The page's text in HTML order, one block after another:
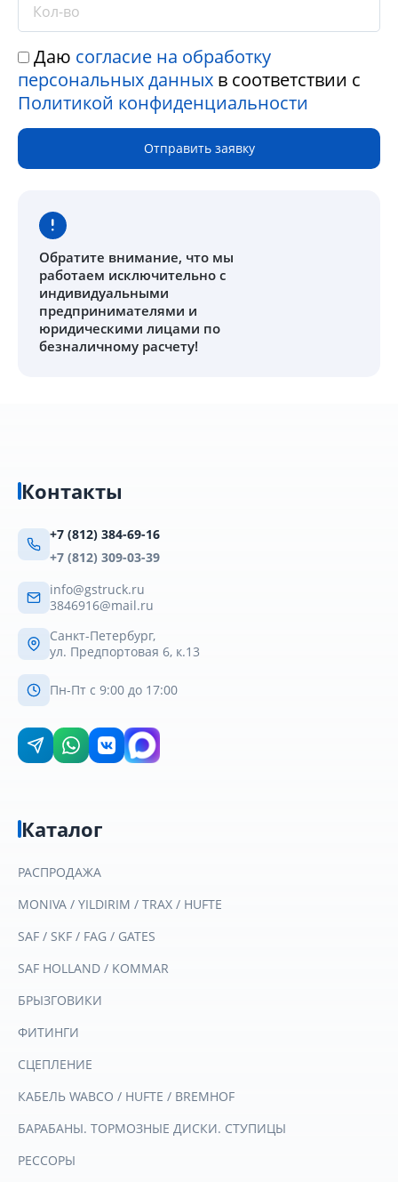
Даю согласие на обработку
персональных данных в соответствии с
Политикой конфиденциальности
Отправить заявку
Обратите внимание, что мы
работаем исключительно с
индивидуальными
предпринимателями и
юридическими лицами по
безналичному расчету!
Контакты
+7 (812) 384-69-16
+7 (812) 309-03-39
info@gstruck.ru
3846916@mail.ru
Санкт-Петербург,
ул. Предпортовая 6, к.13
Пн-Пт с 9:00 до 17:00
Каталог
РАСПРОДАЖА
MONIVA / YILDIRIM / TRAX / HUFTE
SAF / SKF / FAG / GATES
SAF HOLLAND / KOMMAR
БРЫЗГОВИКИ
ФИТИНГИ
СЦЕПЛЕНИЕ
КАБЕЛЬ WABCO / HUFTE / BREMHOF
БАРАБАНЫ. ТОРМОЗНЫЕ ДИСКИ. СТУПИЦЫ
РЕССОРЫ